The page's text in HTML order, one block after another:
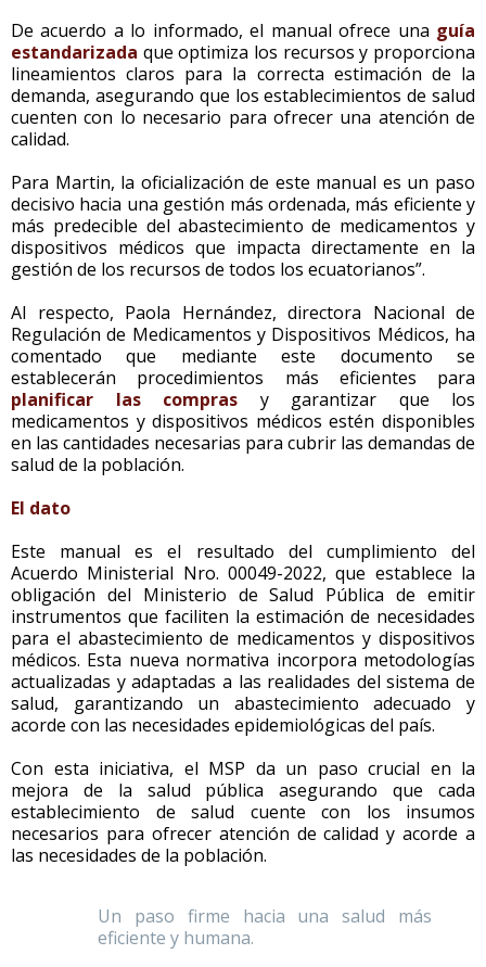
De acuerdo a lo informado, el manual ofrece una guía
estandarizada que optimiza los recursos y proporciona
lineamientos claros para la correcta estimación de la
demanda, asegurando que los establecimientos de salud
cuenten con lo necesario para ofrecer una atención de
calidad.
Para Martin, la oficialización de este manual es un paso
decisivo hacia una gestión más ordenada, más eficiente y
más predecible del abastecimiento de medicamentos y
dispositivos médicos que impacta directamente en la
gestión de los recursos de todos los ecuatorianos”.
Al respecto, Paola Hernández, directora Nacional de
Regulación de Medicamentos y Dispositivos Médicos, ha
comentado que mediante este documento se
establecerán procedimientos más eficientes para
planificar las compras y garantizar que los
medicamentos y dispositivos médicos estén disponibles
en las cantidades necesarias para cubrir las demandas de
salud de la población.
El dato
Este manual es el resultado del cumplimiento del
Acuerdo Ministerial Nro. 00049-2022, que establece la
obligación del Ministerio de Salud Pública de emitir
instrumentos que faciliten la estimación de necesidades
para el abastecimiento de medicamentos y dispositivos
médicos. Esta nueva normativa incorpora metodologías
actualizadas y adaptadas a las realidades del sistema de
salud, garantizando un abastecimiento adecuado y
acorde con las necesidades epidemiológicas del país.
Con esta iniciativa, el MSP da un paso crucial en la
mejora de la salud pública asegurando que cada
establecimiento de salud cuente con los insumos
necesarios para ofrecer atención de calidad y acorde a
las necesidades de la población.
Un paso firme hacia una salud más
eficiente y humana.